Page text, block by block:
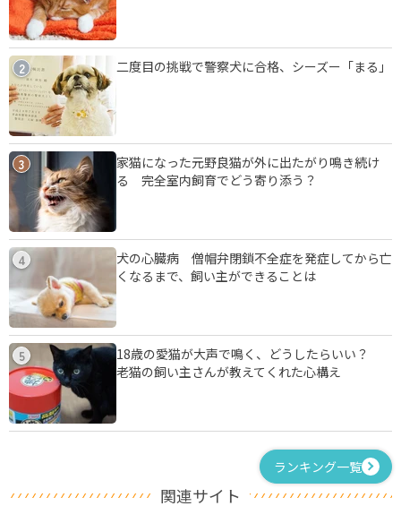
2 二度目の挑戦で警察犬に合格、シーズー「まる」
3
家猫になった元野良猫が外に出たがり鳴き続け
る 完全室内飼育でどう寄り添う？
4
犬の心臓病 僧帽弁閉鎖不全症を発症してから亡
くなるまで、飼い主ができることは
5
18歳の愛猫が大声で鳴く、どうしたらいい？
老猫の飼い主さんが教えてくれた心構え
ランキング一覧
関連サイト